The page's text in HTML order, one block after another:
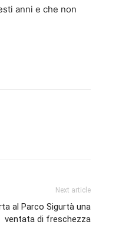
anni e che non
Next article
al Parco Sigurtà una
ventata di freschezza